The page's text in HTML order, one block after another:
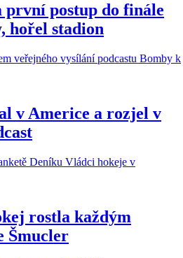
první postup do finále
hořel stadion
v Americe a rozjel v
rostla každým
Šmucler